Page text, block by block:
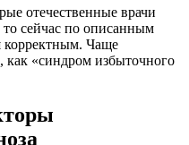
отечественные врачи
то сейчас по описанным
корректным. Чаще
как «синдром избыточного